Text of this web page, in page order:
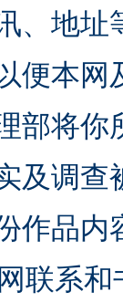
、地
便本
部将
及调
作品
联系